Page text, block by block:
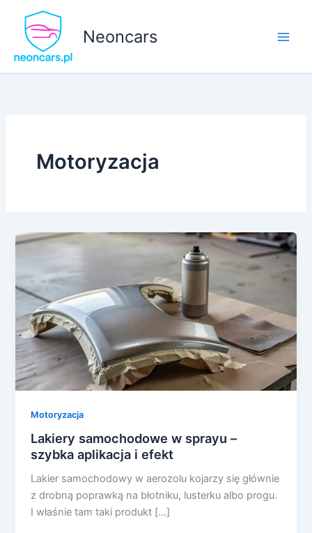
Neoncars
Motoryzacja
Motoryzacja
Lakiery samochodowe w sprayu –
szybka aplikacja i efekt
Lakier samochodowy w aerozolu kojarzy się głównie
z drobną poprawką na błotniku, lusterku albo progu.
I właśnie tam taki produkt […]